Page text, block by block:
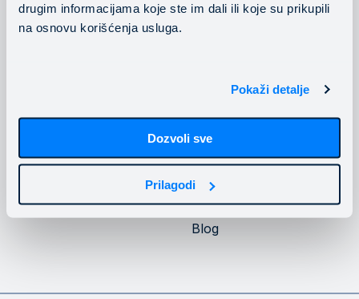
drugim informacijama koje ste im dali ili koje su prikupili
na osnovu korišćenja usluga.
Pokaži detalje
Dozvoli sve
Prilagodi
Politika privatnosti
O Mainstream-u
Upoznajte Mainstream
infrastrukturu
Naši klijenti
Karijera
Blog